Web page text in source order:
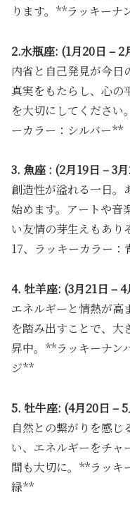
ります。**ラッキーナ
2.水瓶座: (1月20日 – 2
内省と自己発見が今日
真実をもたらし、心の
を大切にしてください
ーカラー：シルバー**
3. 魚座 : (2月19日 – 3
創造性が溢れる一日。
始めます。アートや音
い友情の芽生えもあり
17、ラッキーカラー：
4. 牡羊座: (3月21日 –
エネルギーと情熱が高
を踏み出すことで、大
昇中。**ラッキーナン
ジ**
5. 牡牛座: (4月20日 –
自然との繋がりを感
い、エネルギーをチャ
間も大切に。**ラッキ
緑**